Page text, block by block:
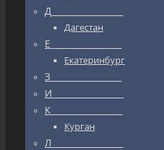
Д_________________
Дагестан
Е_________________
Екатеринбург
З_________________
И_________________
К_________________
Курган
Л_________________